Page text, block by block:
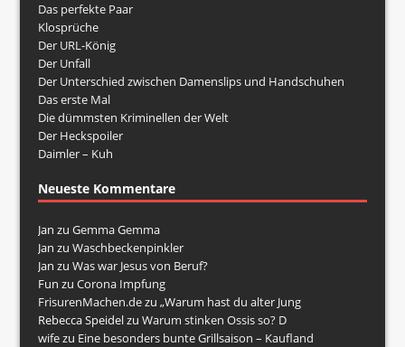
Das perfekte Paar
Klosprüche
Der URL-König
Der Unfall
Der Unterschied zwischen Damenslips und Handschuhen
Das erste Mal
Die dümmsten Kriminellen der Welt
Der Heckspoiler
Daimler – Kuh
Neueste Kommentare
Jan zuGemma Gemma
Jan zuWaschbeckenpinkler
Jan zuWas war Jesus von Beruf?
Fun zuCorona Impfung
FrisurenMachen.dezu„Warum hast du alter Jung
Rebecca SpeidelzuWarum stinken Ossis so? D
wifezu Eine besonders bunte Grillsaison – Kaufland